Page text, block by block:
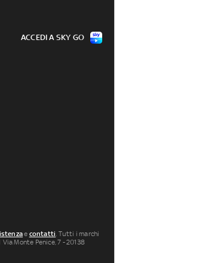
ACCEDI A SKY GO
e contatti. Tutti i marchi
Monte Penice, 7 - 20138